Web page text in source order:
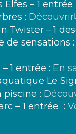
Elfes – 1
: Découvrir
Twister – 1
de sensations :
1 entrée : En
Le
piscine :
– 1 entrée :